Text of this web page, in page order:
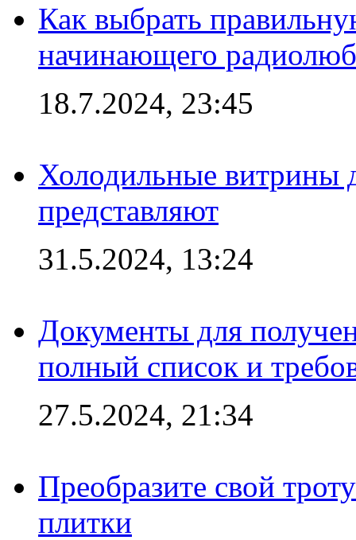
Как выбрать
начинающего
18.7.2024, 23:45
Холодильные витрины
представляют
31.5.2024, 13:24
Документы для
полный список и
27.5.2024, 21:34
Преобразите свой
плитки